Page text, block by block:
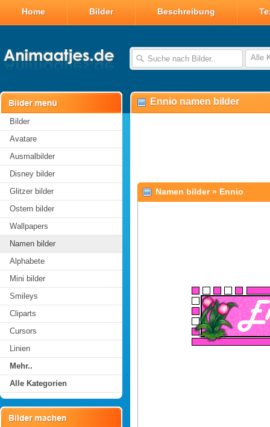
Home Bilder Beschreibung
Alle
Bilder
Avatare
Ausmalbilder
Disney bilder
Glitzer bilder
Ostern bilder
Wallpapers
Namen bilder
Alphabete
Mini bilder
Smileys
Cliparts
Cursors
Linien
Mehr..
Alle Kategorien
Ennio namen bilder
Namen bilder» Ennio